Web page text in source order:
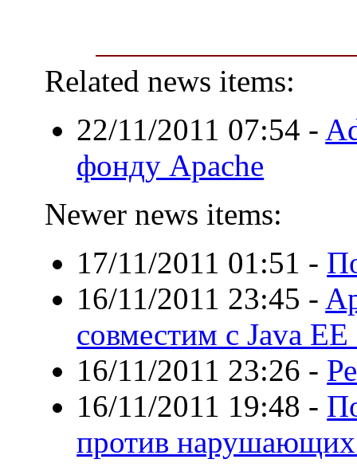
Related news items:
22/11/2011 07:54 -
фонду Apache
Newer news items:
17/11/2011 01:51 -
16/11/2011 23:45 -
совместим с Java EE
16/11/2011 23:26 -
16/11/2011 19:48 -
против нарушающих